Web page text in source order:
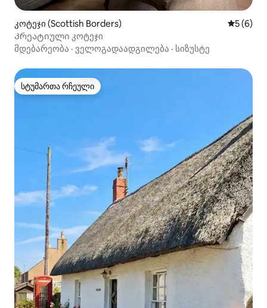
კოტეჯი (Scottish Borders) საშუალო
5 (6)
Კრეატიული კოტეჯი
მდებარეობა · ველოგადაადგილება · სიზუსტე
სტუმართა რჩეული
სტუმართა რჩეული